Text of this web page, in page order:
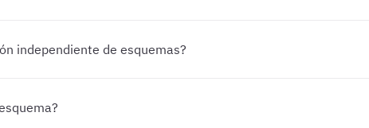
independiente de esquemas?